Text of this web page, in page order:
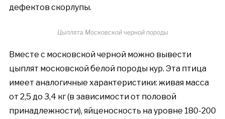
дефектов скорлупы.
Цыплята Московской черной породы
Вместе с московской черной можно вывести
цыплят московской белой породы кур. Эта птица
имеет аналогичные характеристики: живая масса
от 2,5 до 3,4 кг (в зависимости от половой
принадлежности), яйценоскость на уровне 180-200